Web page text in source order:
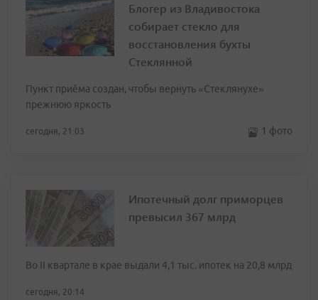
Блогер из Владивостока
собирает стекло для
восстановления бухты
Стеклянной
Пункт приёма создан, чтобы вернуть «Стеклянухе»
прежнюю яркость
сегодня, 21:03 1 фото
Ипотечный долг приморцев
превысил 367 млрд
Во II квартале в крае выдали 4,1 тыс. ипотек на 20,8 млрд
сегодня, 20:14